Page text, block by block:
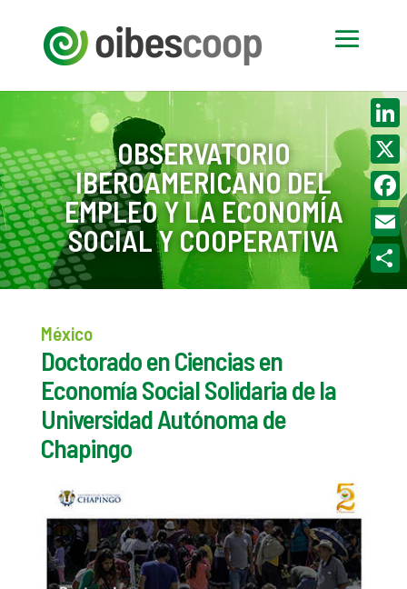
OBSERVATORIO
IBEROAMERICANO DEL
EMPLEO Y LA ECONOMÍA
SOCIAL Y COOPERATIVA
México
Doctorado en Ciencias en
Economía Social Solidaria de la
Universidad Autónoma de
Chapingo
X
Email